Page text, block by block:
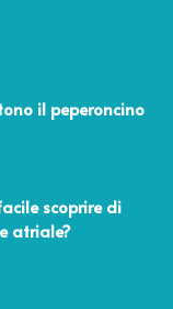
il peperoncino
scoprire di
atriale?